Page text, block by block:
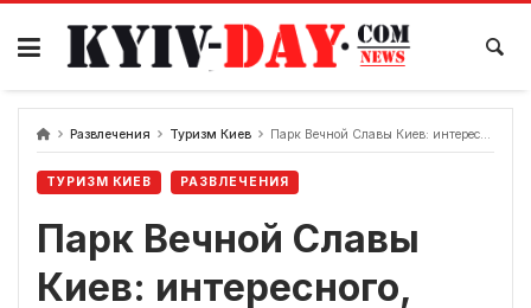
перейти
содержанию
Развлечения Туризм Киев Парк Вечной Славы Киев: интересного, история и адрес
ТУРИЗМ КИЕВ РАЗВЛЕЧЕНИЯ
Парк Вечной Славы
Киев: интересного,